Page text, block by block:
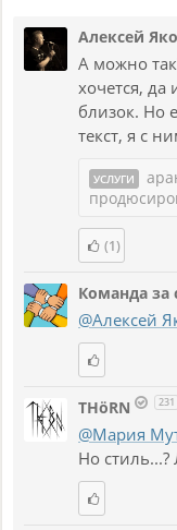
Алексей
А можно
хочется,
близок. Но
текст, я с
УСЛУГИ
(1)
Команда за
@Алексей
THöRN 231
@Мария
Но стиль...?